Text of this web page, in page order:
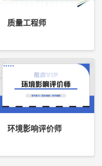
质量工程师
环境影响评价师